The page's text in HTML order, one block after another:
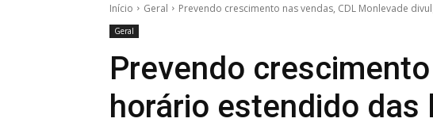
Início Geral Prevendo crescimento nas vendas, CDL Monlevade
Geral
Prevendo
horário estendido das